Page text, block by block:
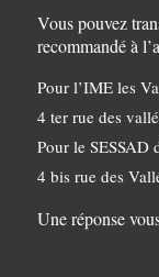
Vous pouvez
recommandé à
Pour l’IME les
4 ter rue des
Pour le SESSAD
4 bis rue des
Une réponse